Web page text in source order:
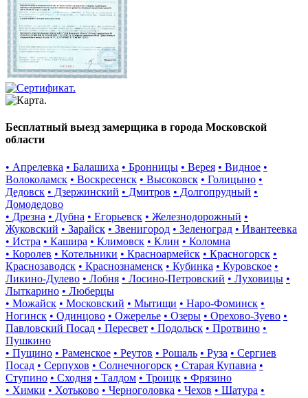
Бесплатный выезд замерщика в города Московской
области
• Апрелевка • Балашиха • Бронницы • Верея • Видное •
Волоколамск • Воскресенск • Высоковск • Голицыно •
Дедовск • Дзержинский • Дмитров • Долгопрудный •
Домодедово
• Дрезна • Дубна • Егорьевск • Железнодорожный •
Жуковский • Зарайск • Звенигород • Зеленоград • Ивантеевка
• Истра • Кашира • Климовск • Клин • Коломна
• Королев • Котельники • Красноармейск • Красногорск •
Краснозаводск • Краснознаменск • Кубинка • Куровское •
Ликино-Дулево • Лобня • Лосино-Петровский • Луховицы •
Лыткарино • Люберцы
• Можайск • Московский • Мытищи • Наро-Фоминск •
Ногинск • Одинцово • Ожерелье • Озеры • Орехово-Зуево •
Павловский Посад • Пересвет • Подольск • Протвино •
Пушкино
• Пущино • Раменское • Реутов • Рошаль • Руза • Сергиев
Посад • Серпухов • Солнечногорск • Старая Купавна •
Ступино • Сходня • Талдом • Троицк • Фрязино
• Химки • Хотьково • Черноголовка • Чехов • Шатура •